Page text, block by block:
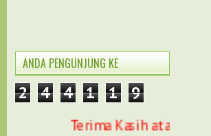
ANDA PENGUNJUNG KE
2 4 4 1 1 9
Terima Kasih atas